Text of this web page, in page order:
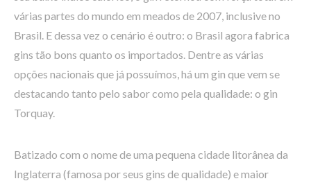
várias partes do mundo em meados de 2007, inclusive no
Brasil. E dessa vez o cenário é outro: o Brasil agora fabrica
gins tão bons quanto os importados. Dentre as várias
opções nacionais que já possuímos, há um gin que vem se
destacando tanto pelo sabor como pela qualidade: o gin
Torquay.
Batizado com o nome de uma pequena cidade litorânea da
Inglaterra (famosa por seus gins de qualidade) e maior